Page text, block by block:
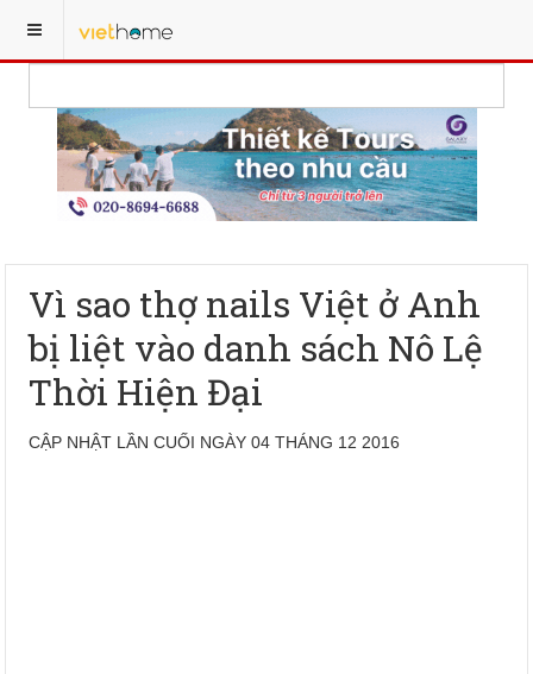
Vì sao thợ nails Việt ở Anh
bị liệt vào danh sách Nô Lệ
Thời Hiện Đại
CẬP NHẬT LẦN CUỐI NGÀY 04 THÁNG 12 2016